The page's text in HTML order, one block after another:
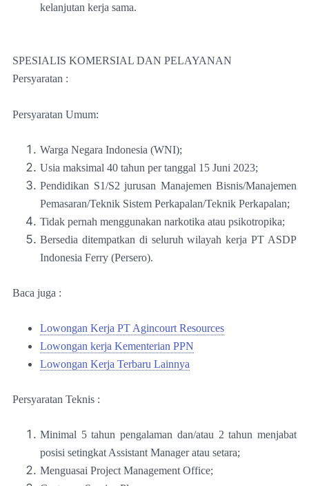
kelanjutan kerja sama.
SPESIALIS KOMERSIAL DAN PELAYANAN
Persyaratan :
Persyaratan Umum:
Warga Negara Indonesia (WNI);
Usia maksimal 40 tahun per tanggal 15 Juni 2023;
Pendidikan S1/S2 jurusan Manajemen Bisnis/Manajemen
Pemasaran/Teknik Sistem Perkapalan/Teknik Perkapalan;
Tidak pernah menggunakan narkotika atau psikotropika;
Bersedia ditempatkan di seluruh wilayah kerja PT ASDP
Indonesia Ferry (Persero).
Baca juga :
Lowongan Kerja PT Agincourt Resources
Lowongan kerja Kementerian PPN
Lowongan Kerja Terbaru Lainnya
Persyaratan Teknis :
Minimal 5 tahun pengalaman dan/atau 2 tahun menjabat
posisi setingkat Assistant Manager atau setara;
Menguasai Project Management Office;